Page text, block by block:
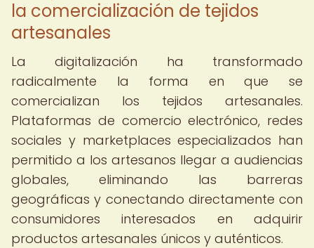
la comercialización de tejidos
artesanales
La digitalización ha transformado
radicalmente la forma en que se
comercializan los tejidos artesanales.
Plataformas de comercio electrónico, redes
sociales y marketplaces especializados han
permitido a los artesanos llegar a audiencias
globales, eliminando las barreras
geográficas y conectando directamente con
consumidores interesados en adquirir
productos artesanales únicos y auténticos.